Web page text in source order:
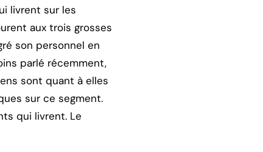
livrent sur les
aux trois grosses
son personnel en
parlé récemment,
sont quant à elles
sur ce segment.
qui livrent. Le